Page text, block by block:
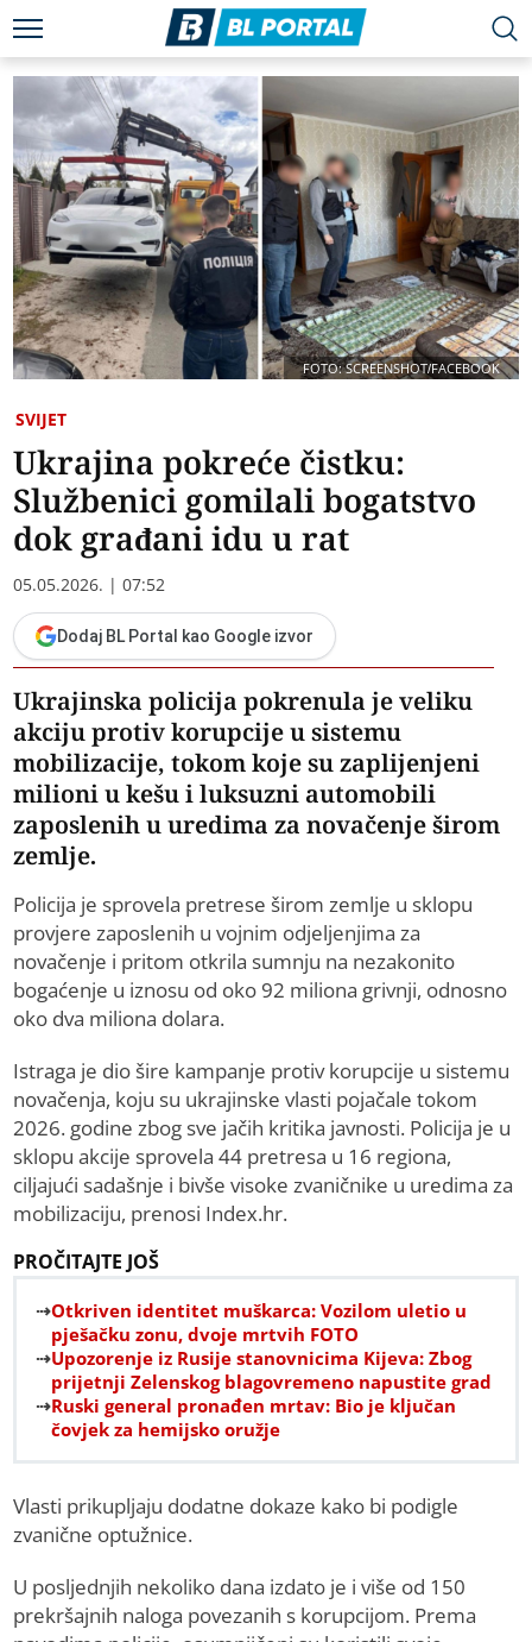
FOTO: SCREENSHOT/FACEBOOK
SVIJET
Ukrajina pokreće čistku:
Službenici gomilali bogatstvo
dok građani idu u rat
05.05.2026. | 07:52
Dodaj BL Portal kao Google izvor
Ukrajinska policija pokrenula je veliku
akciju protiv korupcije u sistemu
mobilizacije, tokom koje su zaplijenjeni
milioni u kešu i luksuzni automobili
zaposlenih u uredima za novačenje širom
zemlje.
Policija je sprovela pretrese širom zemlje u sklopu
provjere zaposlenih u vojnim odjeljenjima za
novačenje i pritom otkrila sumnju na nezakonito
bogaćenje u iznosu od oko 92 miliona grivnji, odnosno
oko dva miliona dolara.
Istraga je dio šire kampanje protiv korupcije u sistemu
novačenja, koju su ukrajinske vlasti pojačale tokom
2026. godine zbog sve jačih kritika javnosti. Policija je u
sklopu akcije sprovela 44 pretresa u 16 regiona,
ciljajući sadašnje i bivše visoke zvaničnike u uredima za
mobilizaciju, prenosi Index.hr.
PROČITAJTE JOŠ
Otkriven identitet muškarca: Vozilom uletio u
pješačku zonu, dvoje mrtvih FOTO
Upozorenje iz Rusije stanovnicima Kijeva: Zbog
prijetnji Zelenskog blagovremeno napustite grad
Ruski general pronađen mrtav: Bio je ključan
čovjek za hemijsko oružje
Vlasti prikupljaju dodatne dokaze kako bi podigle
zvanične optužnice.
U posljednjih nekoliko dana izdato je i više od 150
prekršajnih naloga povezanih s korupcijom. Prema